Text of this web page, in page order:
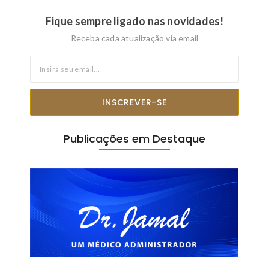
Fique sempre ligado nas novidades!
Receba cada atualização via email
INSCREVER-SE
Publicações em Destaque